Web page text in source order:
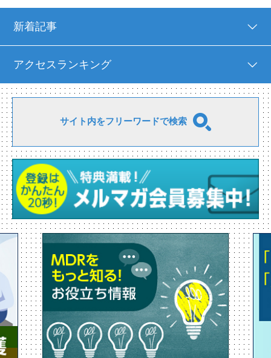
新着記事
アクセスランキング
サイト内をフリーワードで検索